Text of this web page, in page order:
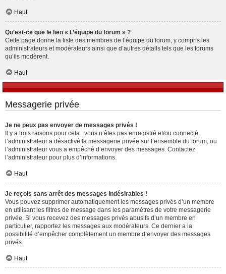
Haut
Qu’est-ce que le lien « L’équipe du forum » ?
Cette page donne la liste des membres de l’équipe du forum, y compris les
administrateurs et modérateurs ainsi que d’autres détails tels que les forums
qu’ils modèrent.
Haut
Messagerie privée
Je ne peux pas envoyer de messages privés !
Il y a trois raisons pour cela : vous n’êtes pas enregistré et/ou connecté,
l’administrateur a désactivé la messagerie privée sur l’ensemble du forum, ou
l’administrateur vous a empêché d’envoyer des messages. Contactez
l’administrateur pour plus d’informations.
Haut
Je reçois sans arrêt des messages indésirables !
Vous pouvez supprimer automatiquement les messages privés d’un membre
en utilisant les filtres de message dans les paramètres de votre messagerie
privée. Si vous recevez des messages privés abusifs d’un membre en
particulier, rapportez les messages aux modérateurs. Ce dernier a la
possibilité d’empêcher complètement un membre d’envoyer des messages
privés.
Haut